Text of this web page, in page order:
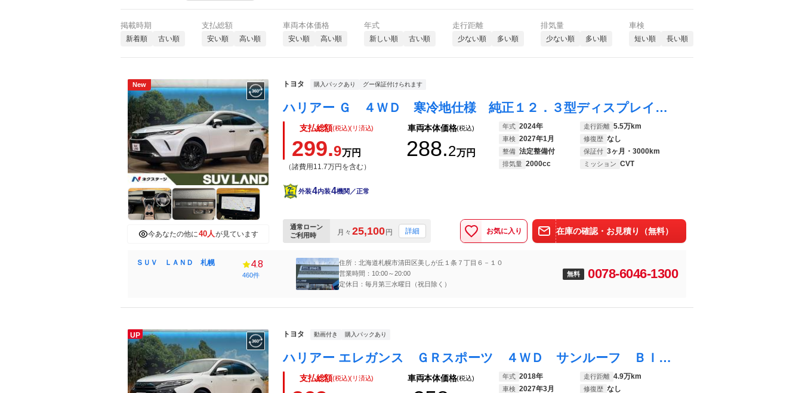
掲載時期
新着順 古い順
支払総額
安い順 高い順
車両本体価格
安い順 高い順
年式
新しい順 古い順
走行距離
少ない順 多い順
排気量
少ない順 多い順
車検
短い順 長い順
New
今あなたの他に40人が見ています
トヨタ 購入パックあり グー保証付けられます
ハリアー Ｇ ４ＷＤ 寒冷地仕様 純正１２．３型ディスプレイオーディオ デジタルインナーミラー レーダークルーズコントロール バックカメラ パワーバックドア ＥＴＣ ＬＥＤヘッドライト 左右独立オートエアコン
支払総額(税込)(リ済込)
299.9万円
（諸費用11.7万円を含む）
車両本体価格(税込)
288.2万円
年式 2024年 走行距離 5.5万km
車検 2027年1月 修復歴 なし
整備 法定整備付 保証付 3ヶ月・3000km
排気量 2000cc ミッション CVT
外装4内装4機関／正常
通常ローン
ご利用時
月々 25,100円 詳細 お気に入り 在庫の確認・お見積り（無料）
ＳＵＶ ＬＡＮＤ 札幌 4.8
460件
住所：北海道札幌市清田区美しが丘１条７丁目６－１０
営業時間：10:00～20:00
定休日：毎月第三水曜日（祝日除く）
無料 0078-6046-1300
UP トヨタ 動画付き 購入パックあり
ハリアー エレガンス ＧＲスポーツ ４ＷＤ サンルーフ ＢＩＧ－Ｘ１０型ナビ 寒冷地仕様 衝突軽減システム レーダークルーズ バックカメラ パワーシート ＥＴＣ ＬＥＤヘッドライト オートハイビーム
支払総額(税込)(リ済込) 車両本体価格(税込) 年式 2018年 走行距離 4.9万km
車検 2027年3月 修復歴 なし